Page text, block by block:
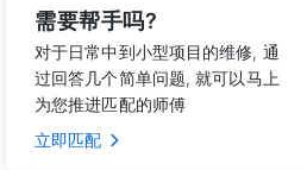
需要帮手吗?
对于日常中到小型项目的维修, 通
过回答几个简单问题, 就可以马上
为您推进匹配的师傅
立即匹配